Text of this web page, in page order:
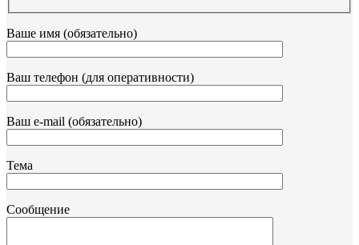
Ваше имя (обязательно)
Ваш телефон (для оперативности)
Ваш e-mail (обязательно)
Тема
Сообщение